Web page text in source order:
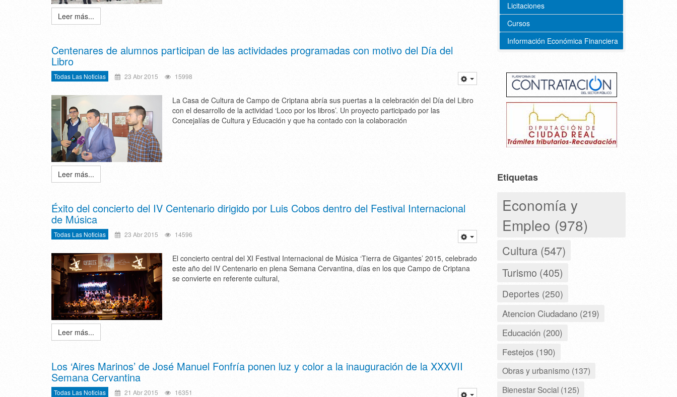
Leer más...
Centenares de alumnos participan de las actividades programadas con motivo del Día del
Libro
Todas Las Noticias 23 Abr 2015 15998
La Casa de Cultura de Campo de Criptana abría sus puertas a la celebración del Día del Libro
con el desarrollo de la actividad ‘Loco por los libros’. Un proyecto participado por las
Concejalías de Cultura y Educación y que ha contado con la colaboración
Leer más...
Éxito del concierto del IV Centenario dirigido por Luis Cobos dentro del Festival Internacional
de Música
Todas Las Noticias 23 Abr 2015 14596
El concierto central del XI Festival Internacional de Música ‘Tierra de Gigantes’ 2015, celebrado
este año del IV Centenario en plena Semana Cervantina, días en los que Campo de Criptana
se convierte en referente cultural,
Leer más...
Los ‘Aires Marinos’ de José Manuel Fonfría ponen luz y color a la inauguración de la XXXVII
Semana Cervantina
Todas Las Noticias 21 Abr 2015 16351
Licitaciones
Cursos
Información Económica Financiera
Etiquetas
Economía y
Empleo (978)
Cultura (547)
Turismo (405)
Deportes (250)
Atencion Ciudadano (219)
Educación (200)
Festejos (190)
Obras y urbanismo (137)
Bienestar Social (125)